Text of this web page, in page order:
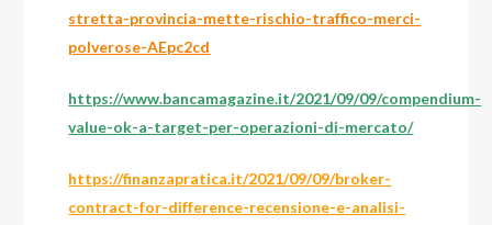
stretta-provincia-mette-rischio-traffico-merci-
polverose-AEpc2cd
https://www.bancamagazine.it/2021/09/09/compendium-
value-ok-a-target-per-operazioni-di-mercato/
https://finanzapratica.it/2021/09/09/broker-
contract-for-difference-recensione-e-analisi-